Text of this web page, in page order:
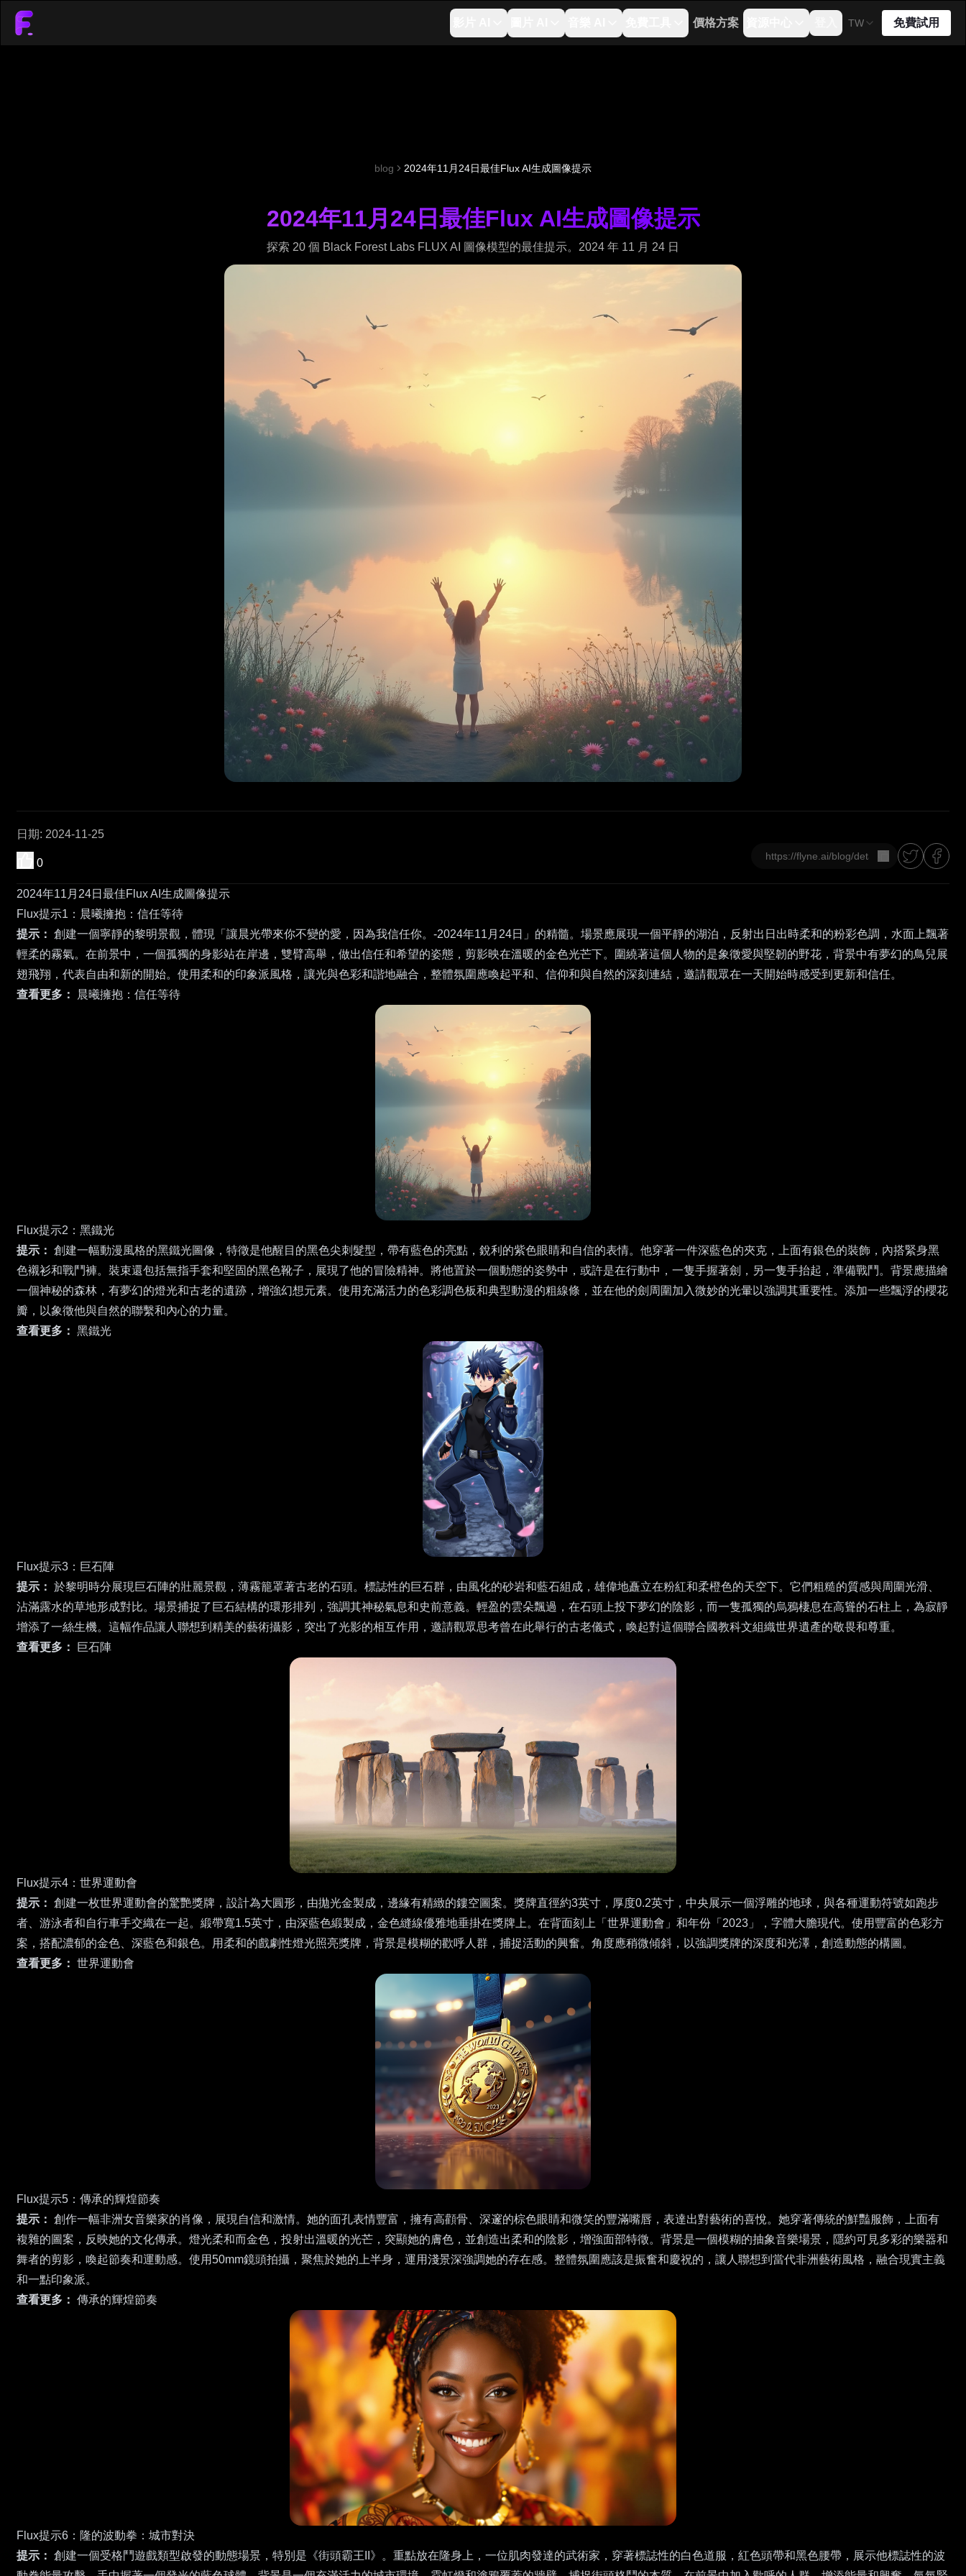
價格方案 TW 免費試用
blog 2024年11月24日最佳Flux AI生成圖像提示
2024年11月24日最佳Flux AI生成圖像提示
探索 20 個 Black Forest Labs FLUX AI 圖像模型的最佳提示。2024 年 11 月 24 日
日期: 2024-11-25
0 複製
2024年11月24日最佳Flux AI生成圖像提示
Flux提示1：晨曦擁抱：信任等待
提示： 創建一個寧靜的黎明景觀，體現「讓晨光帶來你不變的愛，因為我信任你。-2024年11月24日」的精髓。場景應展現一個平靜的湖泊，反射出日出時柔和的粉彩色調，水面上飄著
輕柔的霧氣。在前景中，一個孤獨的身影站在岸邊，雙臂高舉，做出信任和希望的姿態，剪影映在溫暖的金色光芒下。圍繞著這個人物的是象徵愛與堅韌的野花，背景中有夢幻的鳥兒展
翅飛翔，代表自由和新的開始。使用柔和的印象派風格，讓光與色彩和諧地融合，整體氛圍應喚起平和、信仰和與自然的深刻連結，邀請觀眾在一天開始時感受到更新和信任。
查看更多：
晨曦擁抱：信任等待
Flux提示2：黑鐵光
提示： 創建一幅動漫風格的黑鐵光圖像，特徵是他醒目的黑色尖刺髮型，帶有藍色的亮點，銳利的紫色眼睛和自信的表情。他穿著一件深藍色的夾克，上面有銀色的裝飾，內搭緊身黑
色襯衫和戰鬥褲。裝束還包括無指手套和堅固的黑色靴子，展現了他的冒險精神。將他置於一個動態的姿勢中，或許是在行動中，一隻手握著劍，另一隻手抬起，準備戰鬥。背景應描繪
一個神秘的森林，有夢幻的燈光和古老的遺跡，增強幻想元素。使用充滿活力的色彩調色板和典型動漫的粗線條，並在他的劍周圍加入微妙的光暈以強調其重要性。添加一些飄浮的櫻花
瓣，以象徵他與自然的聯繫和內心的力量。
查看更多： 黑鐵光
Flux提示3：巨石陣
提示： 於黎明時分展現巨石陣的壯麗景觀，薄霧籠罩著古老的石頭。標誌性的巨石群，由風化的砂岩和藍石組成，雄偉地矗立在粉紅和柔橙色的天空下。它們粗糙的質感與周圍光滑、
沾滿露水的草地形成對比。場景捕捉了巨石結構的環形排列，強調其神秘氣息和史前意義。輕盈的雲朵飄過，在石頭上投下夢幻的陰影，而一隻孤獨的烏鴉棲息在高聳的石柱上，為寂靜
增添了一絲生機。這幅作品讓人聯想到精美的藝術攝影，突出了光影的相互作用，邀請觀眾思考曾在此舉行的古老儀式，喚起對這個聯合國教科文組織世界遺產的敬畏和尊重。
查看更多：
巨石陣
Flux提示4：世界運動會
提示： 創建一枚世界運動會的驚艷獎牌，設計為大圓形，由拋光金製成，邊緣有精緻的鏤空圖案。獎牌直徑約3英寸，厚度0.2英寸，中央展示一個浮雕的地球，與各種運動符號如跑步
者、游泳者和自行車手交織在一起。緞帶寬1.5英寸，由深藍色緞製成，金色縫線優雅地垂掛在獎牌上。在背面刻上「世界運動會」和年份「2023」，字體大膽現代。使用豐富的色彩方
案，搭配濃郁的金色、深藍色和銀色。用柔和的戲劇性燈光照亮獎牌，背景是模糊的歡呼人群，捕捉活動的興奮。角度應稍微傾斜，以強調獎牌的深度和光澤，創造動態的構圖。
查看更多： 世界運動會
Flux提示5：傳承的輝煌節奏
提示： 創作一幅非洲女音樂家的肖像，展現自信和激情。她的面孔表情豐富，擁有高顴骨、深邃的棕色眼睛和微笑的豐滿嘴唇，表達出對藝術的喜悅。她穿著傳統的鮮豔服飾，上面有
複雜的圖案，反映她的文化傳承。燈光柔和而金色，投射出溫暖的光芒，突顯她的膚色，並創造出柔和的陰影，增強面部特徵。背景是一個模糊的抽象音樂場景，隱約可見多彩的樂器和
舞者的剪影，喚起節奏和運動感。使用50mm鏡頭拍攝，聚焦於她的上半身，運用淺景深強調她的存在感。整體氛圍應該是振奮和慶祝的，讓人聯想到當代非洲藝術風格，融合現實主義
和一點印象派。
查看更多： 傳承的輝煌節奏
Flux提示6：隆的波動拳：城市對決
提示： 創建一個受格鬥遊戲類型啟發的動態場景，特別是《街頭霸王II》。重點放在隆身上，一位肌肉發達的武術家，穿著標誌性的白色道服，紅色頭帶和黑色腰帶，展示他標誌性的波